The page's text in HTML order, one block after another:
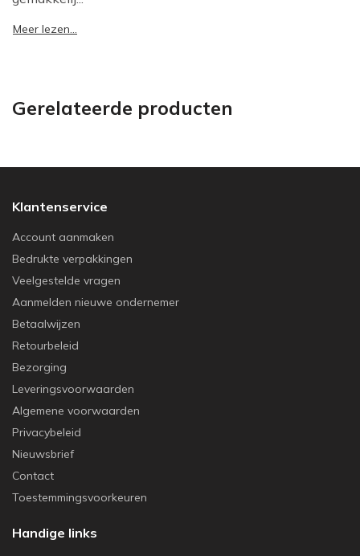
Meer lezen...
Gerelateerde producten
Klantenservice
Account aanmaken
Bedrukte verpakkingen
Veelgestelde vragen
Aanmelden nieuwe ondernemer
Betaalwijzen
Retourbeleid
Bezorging
Leveringsvoorwaarden
Algemene voorwaarden
Privacybeleid
Nieuwsbrief
Contact
Toestemmingsvoorkeuren
Handige links